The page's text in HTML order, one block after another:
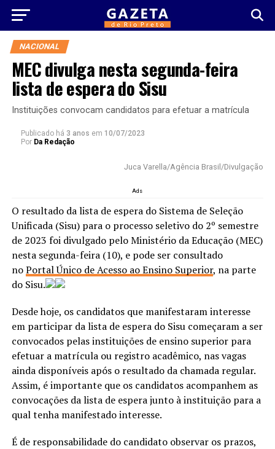
NACIONAL
MEC divulga nesta segunda-feira
lista de espera do Sisu
Instituições convocam candidatos para efetuar a matrícula
Publicado há 3 anos em 10/07/2023
Por Da Redação
Juca Varella/Agência Brasil/Divulgação
Ads
O resultado da lista de espera do Sistema de Seleção
Unificada (Sisu) para o processo seletivo do 2º semestre
de 2023 foi divulgado pelo Ministério da Educação (MEC)
nesta segunda-feira (10), e pode ser consultado
noPortal Único de Acesso ao Ensino Superior, na parte
do Sisu.
Desde hoje, os candidatos que manifestaram interesse
em participar da lista de espera do Sisu começaram a ser
convocados pelas instituições de ensino superior para
efetuar a matrícula ou registro acadêmico, nas vagas
ainda disponíveis após o resultado da chamada regular.
Assim, é importante que os candidatos acompanhem as
convocações da lista de espera junto à instituição para a
qual tenha manifestado interesse.
É de responsabilidade do candidato observar os prazos,